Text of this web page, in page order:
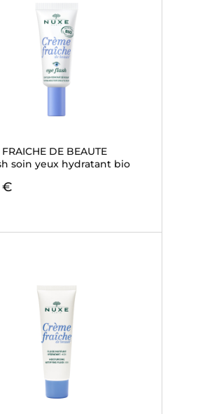
DE BEAUTE
soin yeux hydratant bio
€